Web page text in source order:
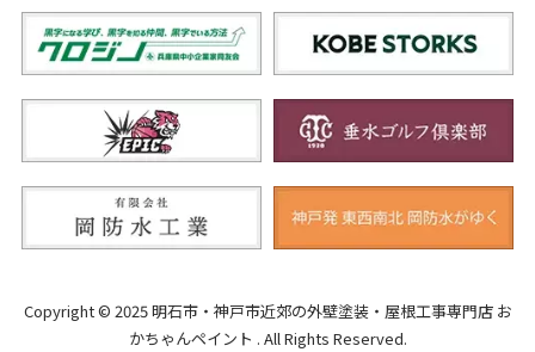
Copyright © 2025 明石市・神戸市近郊の外壁塗装・屋根工事専門店 お
かちゃんペイント . All Rights Reserved.